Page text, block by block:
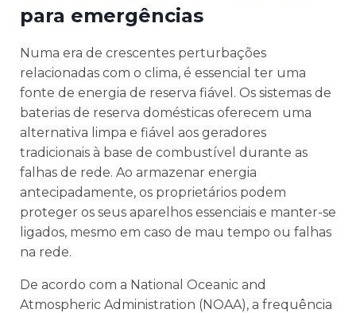
para emergências
Numa era de crescentes perturbações
relacionadas com o clima, é essencial ter uma
fonte de energia de reserva fiável. Os sistemas de
baterias de reserva domésticas oferecem uma
alternativa limpa e fiável aos geradores
tradicionais à base de combustível durante as
falhas de rede. Ao armazenar energia
antecipadamente, os proprietários podem
proteger os seus aparelhos essenciais e manter-se
ligados, mesmo em caso de mau tempo ou falhas
na rede.
De acordo com a National Oceanic and
Atmospheric Administration (NOAA), a frequência